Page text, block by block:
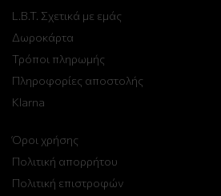
L.B.T. Σχετικά με εμάς
Δωροκάρτα
Τρόποι πληρωμής
Πληροφορίες αποστολής
Klarna
Όροι χρήσης
Πολιτική απορρήτου
Πολιτική επιστροφών